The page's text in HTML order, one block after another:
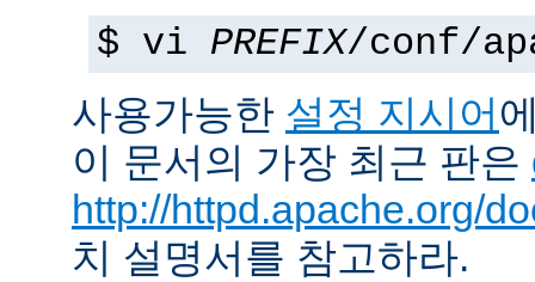
$ vi PREFIX/conf/
사용가능한 설정 지시어
이 문서의 가장 최근 판은
http://httpd.apache.org/
치 설명서를 참고하라.